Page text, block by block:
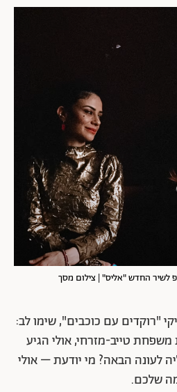
לשיר החדש "אליס" | צילום מסך
"רוקדים עם כוכבים", שימו לב:
משפחת טייב-מזרחי, אולי הגיע
לעונה הבאה? מי יודעת – אולי
שלכם.